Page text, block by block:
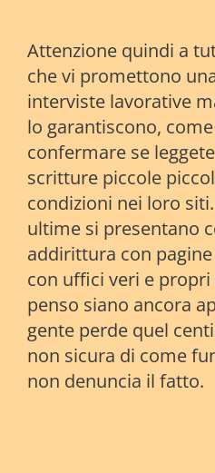
Attenzione quindi a
che vi promettono
interviste lavorative
lo garantiscono,
confermare se
scritture piccole
condizioni nei loro
ultime si presentano
addirittura con
con uffici veri e
penso siano ancora
gente perde quel
non sicura di come
non denuncia il fatto.